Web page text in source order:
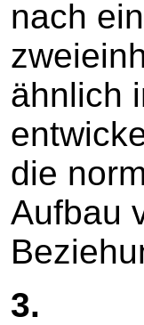
nach
ähnlich
die
Aufbau
3.